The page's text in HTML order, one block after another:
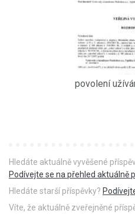
Hledáte aktuálně vyvěšené
Podívejte se na přehled aktuálně
Hledáte starší příspěvky?
Víte, že aktuálně zveřejněné